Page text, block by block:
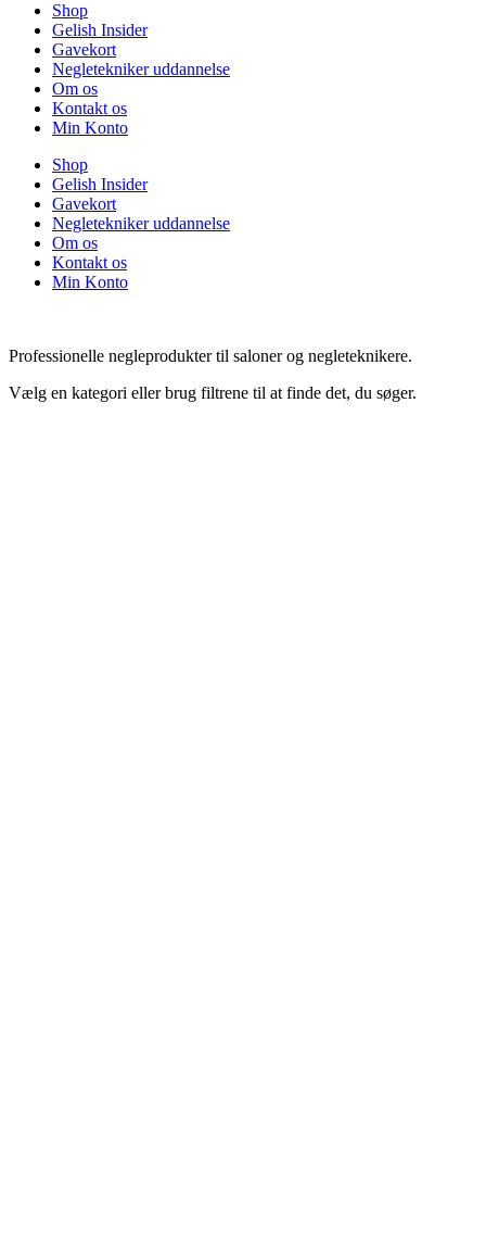
Shop
Gelish Insider
Gavekort
Negletekniker uddannelse
Om os
Kontakt os
Min Konto
Shop
Gelish Insider
Gavekort
Negletekniker uddannelse
Om os
Kontakt os
Min Konto
Professionelle negleprodukter til saloner og negleteknikere.
Vælg en kategori eller brug filtrene til at finde det, du søger.